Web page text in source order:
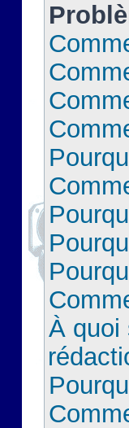
À quoi